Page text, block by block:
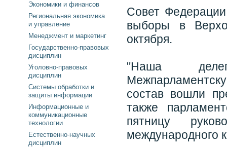
Совет
выборы в
октября.
"Наша
состав вошли
также
пятницу
международного
Экономики и финансов
Региональная экономика
и управление
Менеджмент и маркетинг
Государственно-правовых
дисциплин
Уголовно-правовых
дисциплин
Системы обработки и
защиты информации
Информационные и
коммуникационные
технологии
Естественно-научных
дисциплин